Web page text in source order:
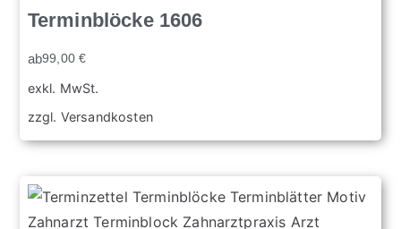
Terminblöcke 1606
ab99,00€
exkl. MwSt.
zzgl. Versandkosten